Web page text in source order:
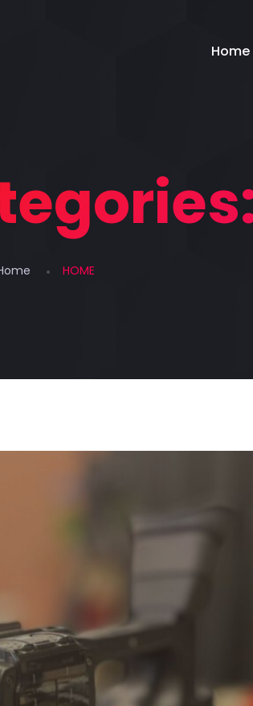
Home
HOME